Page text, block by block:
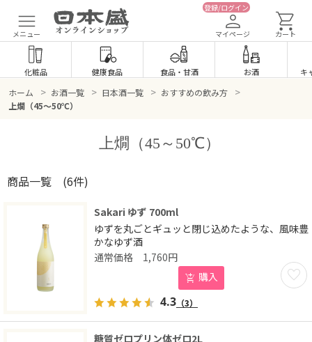
メニュー
登録/ログイン
マイページ カート
化粧品 健康食品 食品・ 甘酒 お酒 キ
ホーム > お酒一覧 > 日本酒一覧 > おすすめの飲み方 >
上燗（45～50℃）
上燗（45～50℃）
商品一覧 (6件)
Sakari ゆず 700ml
ゆずを丸ごとギュッと閉じ込めたような、風味豊
かなゆず酒
お気
1,760円
購入
4.3 （3）
糖質ゼロプリン体ゼロ2L